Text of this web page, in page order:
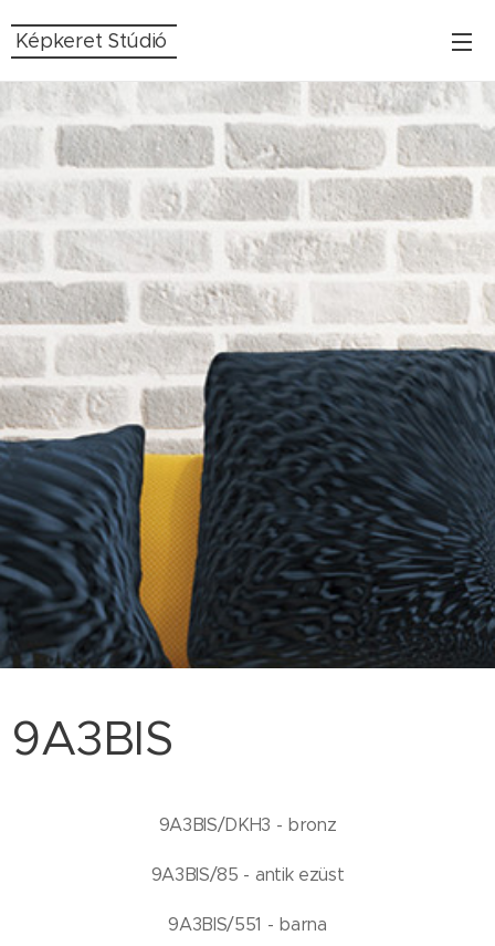
Képkeret Stúdió
9A3BIS
9A3BIS/DKH3 - bronz
9A3BIS/85 - antik ezüst
9A3BIS/551 - barna